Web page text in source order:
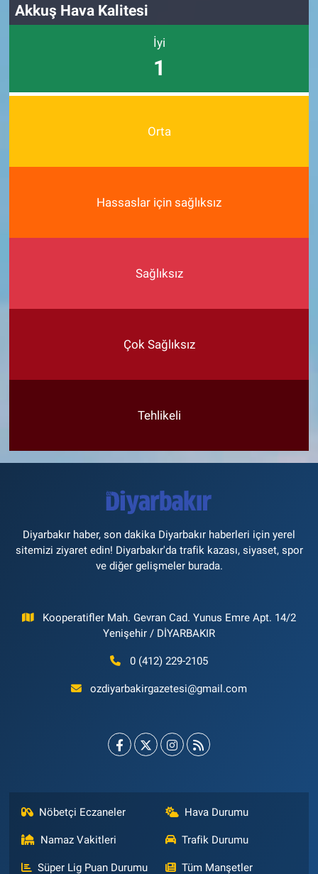
Akkuş Hava Kalitesi
İyi
1
Orta
Hassaslar için sağlıksız
Sağlıksız
Çok Sağlıksız
Tehlikeli
Diyarbakır haber, son dakika Diyarbakır haberleri için yerel
sitemizi ziyaret edin! Diyarbakır'da trafik kazası, siyaset, spor
ve diğer gelişmeler burada.
Kooperatifler Mah. Gevran Cad. Yunus Emre Apt. 14/2
Yenişehir / DİYARBAKIR
0 (412) 229-2105
ozdiyarbakirgazetesi@gmail.com
Nöbetçi Eczaneler Hava Durumu
Namaz Vakitleri Trafik Durumu
Süper Lig Puan Durumu Tüm Manşetler